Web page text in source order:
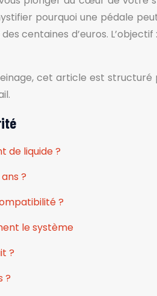
pourquoi une pédale
centaines d’euros.
cet article est
de liquide ?
?
?
le système
?
?